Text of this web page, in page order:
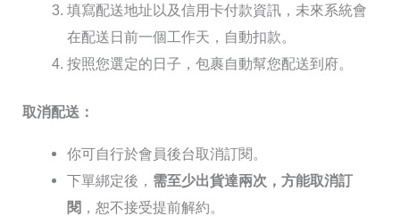
填寫配送地址以及信用卡付款資訊，未來系統會
在配送日前一個工作天，自動扣款。
按照您選定的日子，包裹自動幫您配送到府。
取消配送：
你可自行於會員後台取消訂閱。
下單綁定後， 需至少出貨達兩次，方能取消訂
閱 ，恕不接受提前解約。